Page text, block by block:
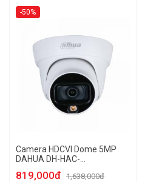
-50%
Camera HDCVI Dome 5MP
DAHUA DH-HAC-
819,000đ 1,638,000đ